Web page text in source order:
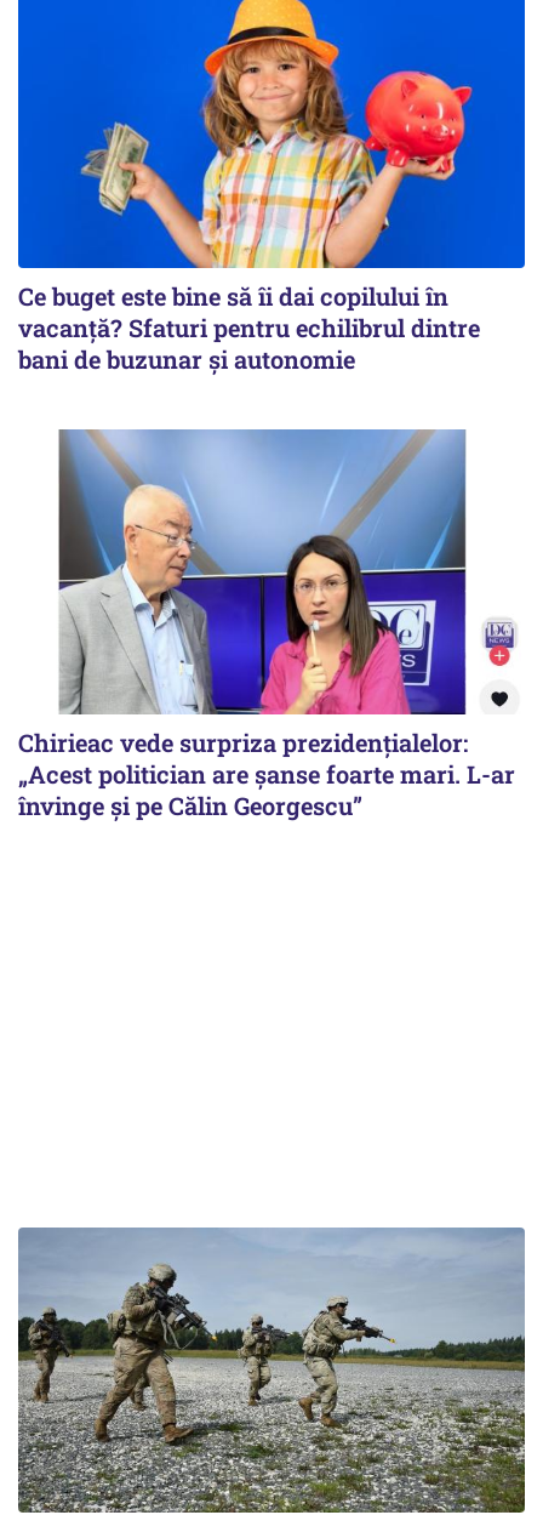
Ce buget este bine să îi dai copilului în
vacanță? Sfaturi pentru echilibrul dintre
bani de buzunar și autonomie
Chirieac vede surpriza prezidențialelor:
„Acest politician are șanse foarte mari. L-ar
învinge și pe Călin Georgescu”